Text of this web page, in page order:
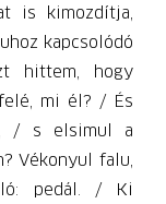
is kimozdítja,
kapcsolódó
hittem, hogy
mi él? / És
/ s elsimul a
Vékonyul falu,
pedál. / Ki